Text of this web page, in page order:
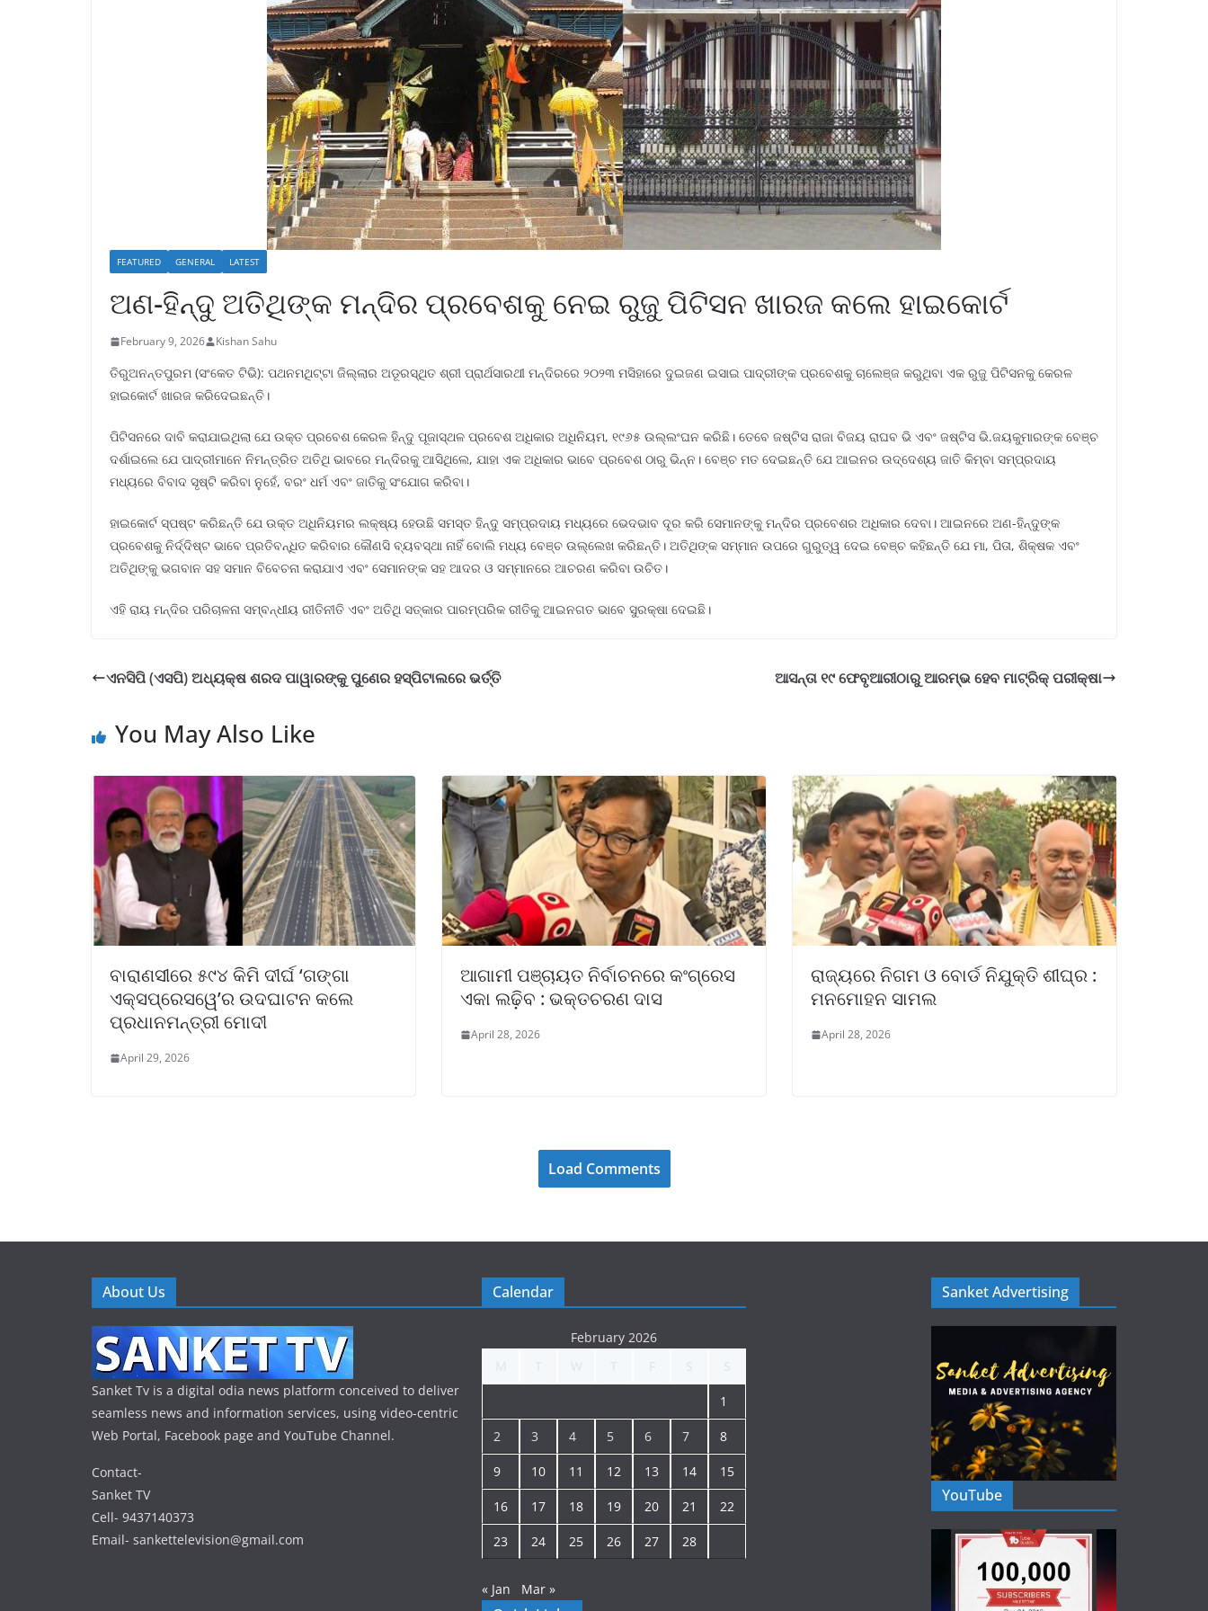
FEATURED GENERAL LATEST
ଅଣ-ହିନ୍ଦୁ ଅତିଥିଙ୍କ ମନ୍ଦିର ପ୍ରବେଶକୁ ନେଇ ରୁଜୁ ପିଟିସନ ଖାରଜ କଲେ ହାଇକୋର୍ଟ
February 9, 2026 Kishan Sahu
ତିରୁଅନନ୍ତପୁରମ (ସଂକେତ ଟିଭି): ପଥନମଥିଟ୍ଟା ଜିଲ୍ଲାର ଅଡୂରସ୍ଥିତ ଶ୍ରୀ ପ୍ରାର୍ଥସାରଥୀ ମନ୍ଦିରରେ ୨୦୨୩ ମସିହାରେ ଦୁଇଜଣ ଇସାଇ ପାଦ୍ରୀଙ୍କ ପ୍ରବେଶକୁ ଚାଲେଞ୍ଜ କରୁଥିବା ଏକ ରୁଜୁ ପିଟିସନକୁ କେରଳ
ହାଇକୋର୍ଟ ଖାରଜ କରିଦେଇଛନ୍ତି।
ପିଟିସନରେ ଦାବି କରାଯାଇଥିଲା ଯେ ଉକ୍ତ ପ୍ରବେଶ କେରଳ ହିନ୍ଦୁ ପୂଜାସ୍ଥଳ ପ୍ରବେଶ ଅଧିକାର ଅଧିନିୟମ, ୧୯୬୫ ଉଲ୍ଲଂଘନ କରିଛି। ତେବେ ଜଷ୍ଟିସ ରାଜା ବିଜୟ ରାଘବ ଭି ଏବଂ ଜଷ୍ଟିସ ଭି.ଜୟକୁମାରଙ୍କ ବେଞ୍ଚ
ଦର୍ଶାଇଲେ ଯେ ପାଦ୍ରୀମାନେ ନିମନ୍ତ୍ରିତ ଅତିଥି ଭାବରେ ମନ୍ଦିରକୁ ଆସିଥିଲେ, ଯାହା ଏକ ଅଧିକାର ଭାବେ ପ୍ରବେଶ ଠାରୁ ଭିନ୍ନ। ବେଞ୍ଚ ମତ ଦେଇଛନ୍ତି ଯେ ଆଇନର ଉଦ୍ଦେଶ୍ୟ ଜାତି କିମ୍ବା ସମ୍ପ୍ରଦାୟ
ମଧ୍ୟରେ ବିବାଦ ସୃଷ୍ଟି କରିବା ନୁହେଁ, ବରଂ ଧର୍ମ ଏବଂ ଜାତିକୁ ସଂଯୋଗ କରିବା।
ହାଇକୋର୍ଟ ସ୍ପଷ୍ଟ କରିଛନ୍ତି ଯେ ଉକ୍ତ ଅଧିନିୟମର ଲକ୍ଷ୍ୟ ହେଉଛି ସମସ୍ତ ହିନ୍ଦୁ ସମ୍ପ୍ରଦାୟ ମଧ୍ୟରେ ଭେଦଭାବ ଦୂର କରି ସେମାନଙ୍କୁ ମନ୍ଦିର ପ୍ରବେଶର ଅଧିକାର ଦେବା। ଆଇନରେ ଅଣ-ହିନ୍ଦୁଙ୍କ
ପ୍ରବେଶକୁ ନିର୍ଦ୍ଦିଷ୍ଟ ଭାବେ ପ୍ରତିବନ୍ଧିତ କରିବାର କୌଣସି ବ୍ୟବସ୍ଥା ନାହିଁ ବୋଲି ମଧ୍ୟ ବେଞ୍ଚ ଉଲ୍ଲେଖ କରିଛନ୍ତି। ଅତିଥିଙ୍କ ସମ୍ମାନ ଉପରେ ଗୁରୁତ୍ୱ ଦେଇ ବେଞ୍ଚ କହିଛନ୍ତି ଯେ ମା, ପିତା, ଶିକ୍ଷକ ଏବଂ
ଅତିଥିଙ୍କୁ ଭଗବାନ ସହ ସମାନ ବିବେଚନା କରାଯାଏ ଏବଂ ସେମାନଙ୍କ ସହ ଆଦର ଓ ସମ୍ମାନରେ ଆଚରଣ କରିବା ଉଚିତ।
ଏହି ରାୟ ମନ୍ଦିର ପରିଚାଳନା ସମ୍ବନ୍ଧୀୟ ରୀତିନୀତି ଏବଂ ଅତିଥି ସତ୍କାର ପାରମ୍ପରିକ ରୀତିକୁ ଆଇନଗତ ଭାବେ ସୁରକ୍ଷା ଦେଇଛି।
ଏନସିପି (ଏସପି) ଅଧ୍ୟକ୍ଷ ଶରଦ ପାୱାରଙ୍କୁ ପୁଣେର ହସ୍ପିଟାଲରେ ଭର୍ତ୍ତି ଆସନ୍ତା ୧୯ ଫେବୃଆରୀଠାରୁ ଆରମ୍ଭ ହେବ ମାଟ୍ରିକ୍ ପରୀକ୍ଷା
You May Also Like
ବାରାଣସୀରେ ୫୯୪ କିମି ଦୀର୍ଘ ‘ଗଙ୍ଗା
ଏକ୍ସପ୍ରେସୱେ’ର ଉଦଘାଟନ କଲେ
ପ୍ରଧାନମନ୍ତ୍ରୀ ମୋଦୀ
April 29, 2026
ଆଗାମୀ ପଞ୍ଚାୟତ ନିର୍ବାଚନରେ କଂଗ୍ରେସ
ଏକା ଲଢ଼ିବ : ଭକ୍ତଚରଣ ଦାସ
April 28, 2026
ରାଜ୍ୟରେ ନିଗମ ଓ ବୋର୍ଡ ନିଯୁକ୍ତି ଶୀଘ୍ର :
ମନମୋହନ ସାମଲ
April 28, 2026
Load Comments
About Us
Sanket Tv is a digital odia news platform conceived to deliver
seamless news and information services, using video-centric
Web Portal, Facebook page and YouTube Channel.
Contact-
Sanket TV
Cell- 9437140373
Email- sankettelevision@gmail.com
Calendar
February 2026
1
2 3 4 5 6 7 8
9 10 11 12 13 14 15
16 17 18 19 20 21 22
23 24 25 26 27 28
« Jan Mar »
Sanket Advertising
YouTube